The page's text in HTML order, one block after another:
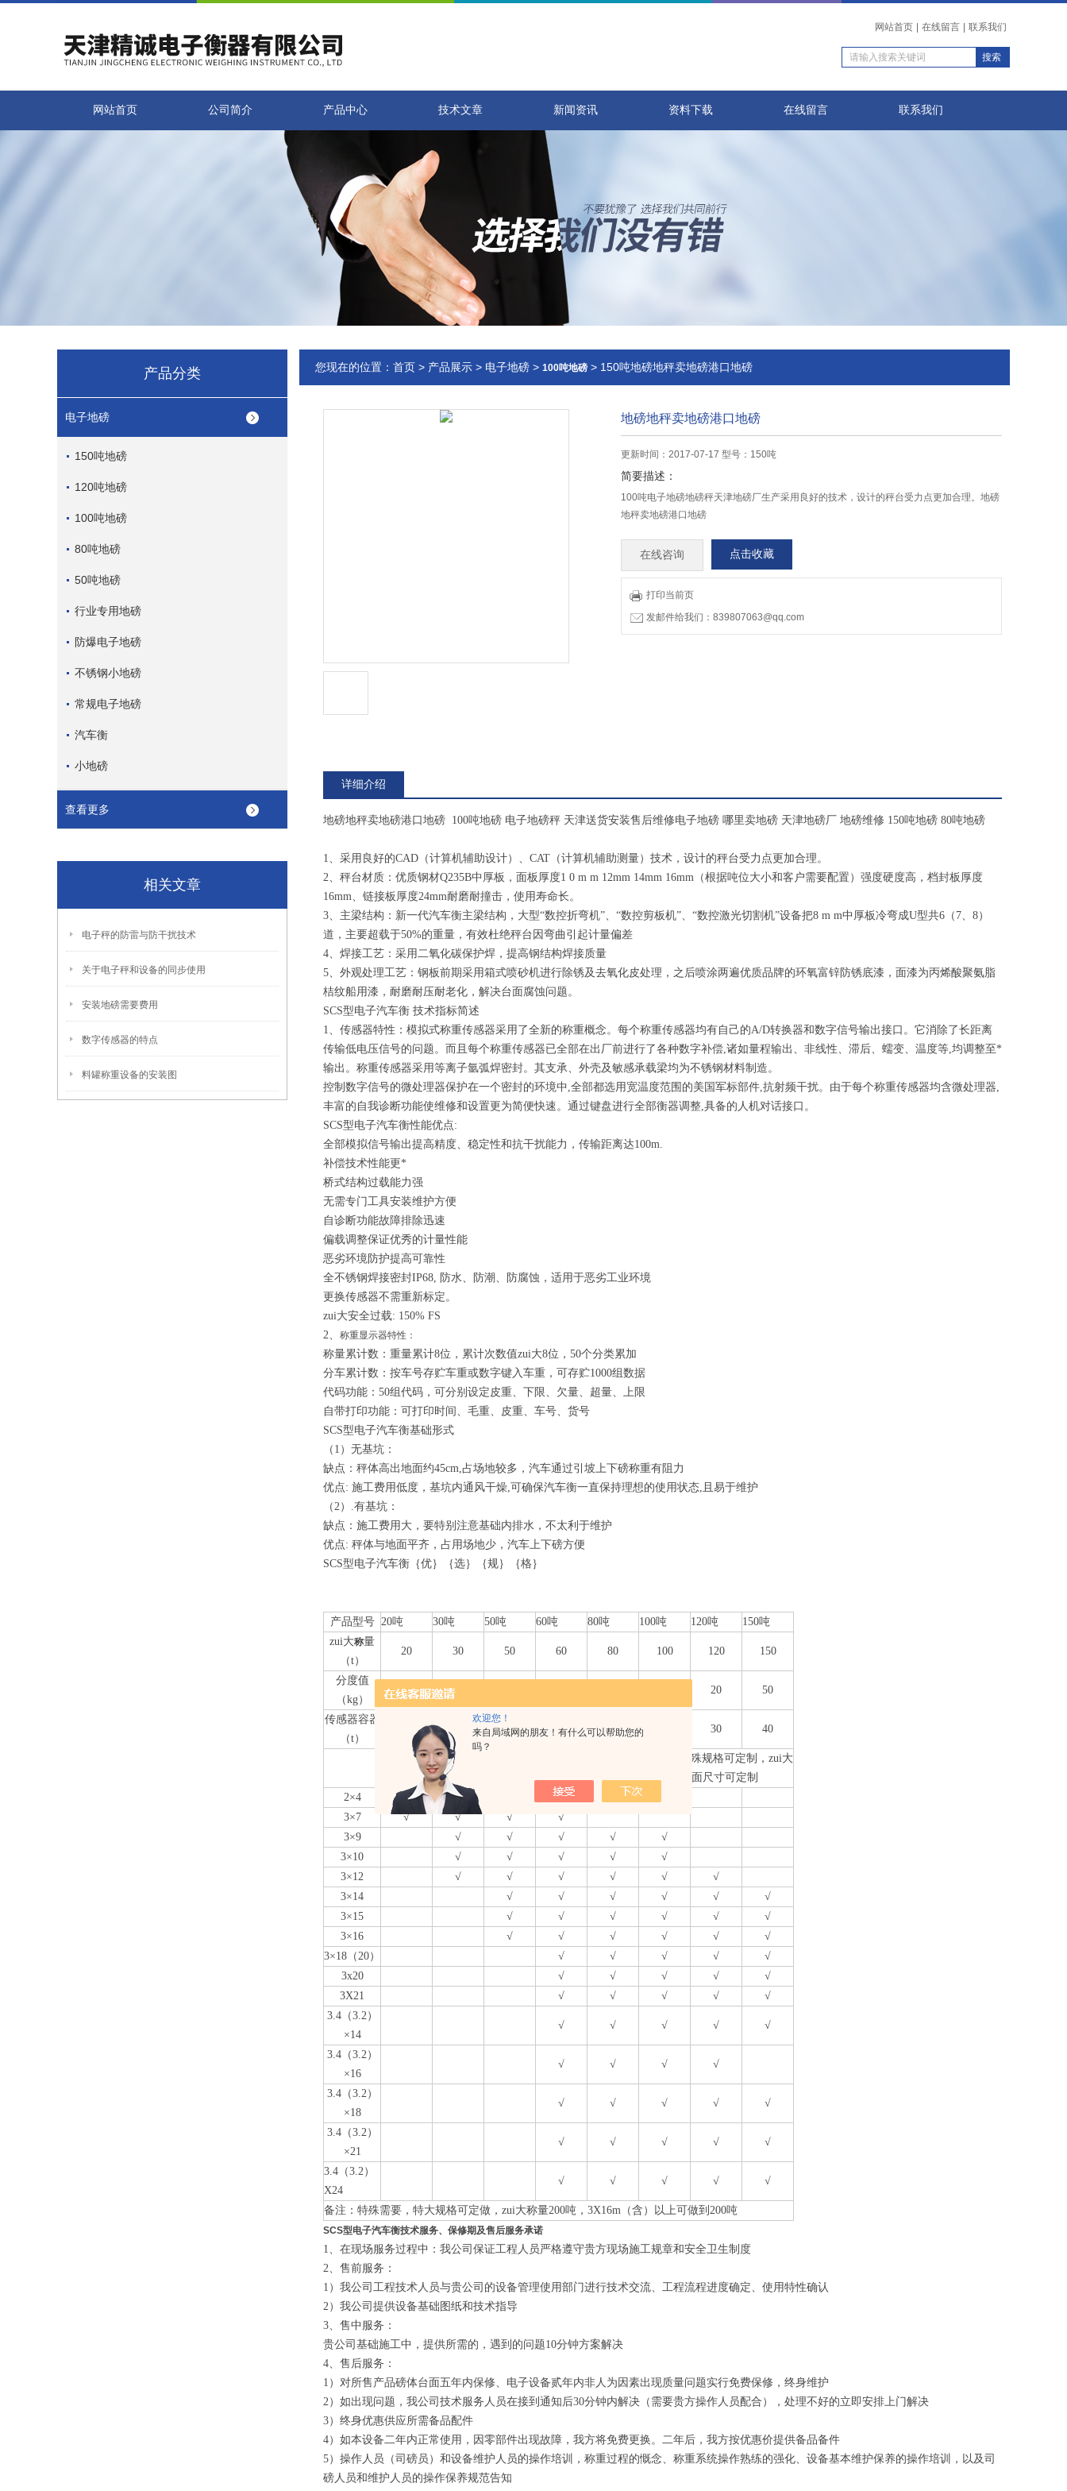
欢迎您！
来自局域网的朋友！有什么可以帮助您的
吗？
网站首页 在线留言 联系我们
网站首页 公司简介 产品中心 技术文章 新闻资讯 资料下载 在线留言 联系我们
产品分类
电子地磅
150吨地磅
120吨地磅
100吨地磅
80吨地磅
50吨地磅
行业专用地磅
防爆电子地磅
不锈钢小地磅
常规电子地磅
汽车衡
小地磅
查看更多
相关文章
电子秤的防雷与防干扰技术
关于电子秤和设备的同步使用
安装地磅需要费用
数字传感器的特点
料罐称重设备的安装图
您现在的位置： 首页 > 产品展示 > 电子地磅 > 100吨地磅 > 150吨地磅地秤卖地磅港口地磅
地磅地秤卖地磅港口地磅
更新时间：2017-07-17 型号：150吨
简要描述：
100吨电子地磅地磅秤天津地磅厂生产采用良好的技术，设计的秤台受力点更加合理。地磅
地秤卖地磅港口地磅
在线咨询 点击收藏
打印当前页
发邮件给我们：839807063@qq.com
详细介绍
地磅地秤卖地磅港口地磅 100吨地磅 电子地磅秤 天津送货安装售后维修电子地磅 哪里卖地磅 天津地磅厂 地磅维修 150吨地磅 80吨地磅
1、采用良好的CAD（计算机辅助设计）、CAT（计算机辅助测量）技术，设计的秤台受力点更加合理。
2、秤台材质：优质钢材Q235B中厚板，面板厚度1 0 m m 12mm 14mm 16mm（根据吨位大小和客户需要配置）强度硬度高，档封板厚度
16mm、链接板厚度24mm耐磨耐撞击，使用寿命长。
3、主梁结构：新一代汽车衡主梁结构，大型“数控折弯机”、“数控剪板机”、“数控激光切割机”设备把8 m m中厚板冷弯成U型共6（7、8）
道，主要超载于50%的重量，有效杜绝秤台因弯曲引起计量偏差
4、焊接工艺：采用二氧化碳保护焊，提高钢结构焊接质量
5、外观处理工艺：钢板前期采用箱式喷砂机进行除锈及去氧化皮处理，之后喷涂两遍优质品牌的环氧富锌防锈底漆，面漆为丙烯酸聚氨脂
桔纹船用漆，耐磨耐压耐老化，解决台面腐蚀问题。
SCS型电子汽车衡 技术指标简述
1、传感器特性：模拟式称重传感器采用了全新的称重概念。每个称重传感器均有自己的A/D转换器和数字信号输出接口。它消除了长距离
传输低电压信号的问题。而且每个称重传感器已全部在出厂前进行了各种数字补偿,诸如量程输出、非线性、滞后、蠕变、温度等,均调整至*
输出。称重传感器采用等离子氩弧焊密封。其支承、外壳及敏感承载梁均为不锈钢材料制造。
控制数字信号的微处理器保护在一个密封的环境中,全部都选用宽温度范围的美国军标部件,抗射频干扰。由于每个称重传感器均含微处理器,
丰富的自我诊断功能使维修和设置更为简便快速。通过键盘进行全部衡器调整,具备的人机对话接口。
SCS型电子汽车衡性能优点:
全部模拟信号输出提高精度、稳定性和抗干扰能力，传输距离达100m.
补偿技术性能更*
桥式结构过载能力强
无需专门工具安装维护方便
自诊断功能故障排除迅速
偏载调整保证优秀的计量性能
恶劣环境防护提高可靠性
全不锈钢焊接密封IP68, 防水、防潮、防腐蚀，适用于恶劣工业环境
更换传感器不需重新标定。
zui大安全过载: 150% FS
2、 称重显示器特性：
称量累计数：重量累计8位，累计次数值zui大8位，50个分类累加
分车累计数：按车号存贮车重或数字键入车重，可存贮1000组数据
代码功能：50组代码，可分别设定皮重、下限、欠量、超量、上限
自带打印功能：可打印时间、毛重、皮重、车号、货号
SCS型电子汽车衡基础形式
（1）无基坑：
缺点：秤体高出地面约45cm,占场地较多，汽车通过引坡上下磅称重有阻力
优点: 施工费用低度，基坑内通风干燥,可确保汽车衡一直保持理想的使用状态,且易于维护
（2）.有基坑：
缺点：施工费用大，要特别注意基础内排水，不太利于维护
优点: 秤体与地面平齐，占用场地少，汽车上下磅方便
SCS型电子汽车衡 ｛优｝｛选｝｛规｝｛格｝
产品型号 20吨 30吨 50吨 60吨 80吨 100吨 120吨
150吨
zui大称量
（t）
20 30 50 60 80 100 120 150
分度值
（kg）
10 10 20 50
传感器容器
（t）
20 20 30 30 40
台面规格（m）（宽×长）
带√字符的是常规规格，特殊规格可定制，zui大
称量可做200吨，台面尺寸可定制
2×4
√
√
3×7
√ √ √
√
3×9
√ √ √ √
√
3×10
√ √ √ √
√
3×12
√ √ √ √ √
√
3×14
√ √ √ √ √
√
3×15
√ √ √ √ √
√
3×16
√ √ √ √ √
√
3×18（20）
√ √ √ √
√
3x20
√ √ √ √
√
3X21
√ √ √ √
√
3.4（3.2）
×14
√ √ √ √ √
3.4（3.2）
×16
√ √ √ √
3.4（3.2）
×18
√ √ √ √ √
3.4（3.2）
×21
√ √ √ √ √
3.4（3.2）
X24
√ √ √ √ √
备注：特殊需要，特大规格可定做，zui大称量200吨，3X16m（含）以上可做到200吨
SCS型电子汽车衡技术服务、保修期及售后服务承诺
1、在现场服务过程中：我公司保证工程人员严格遵守贵方现场施工规章和安全卫生制度
2、售前服务：
1）我公司工程技术人员与贵公司的设备管理使用部门进行技术交流、工程流程进度确定、使用特性确认
2）我公司提供设备基础图纸和技术指导
3、售中服务：
贵公司基础施工中，提供所需的，遇到的问题10分钟方案解决
4、售后服务：
1）对所售产品磅体台面五年内保修、电子设备贰年内非人为因素出现质量问题实行免费保修，终身维护
2）如出现问题，我公司技术服务人员在接到通知后30分钟内解决（需要贵方操作人员配合），处理不好的立即安排上门解决
3）终身优惠供应所需备品配件
4）如本设备二年内正常使用，因零部件出现故障，我方将免费更换。二年后，我方按优惠价提供备品备件
5）操作人员（司磅员）和设备维护人员的操作培训，称重过程的慨念、称重系统操作熟练的强化、设备基本维护保养的操作培训，以及司
磅人员和维护人员的操作保养规范告知